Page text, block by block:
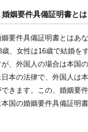
婚姻要件具備証明書とは
姻要件具備証明書とはあ
歳、女性は16歳で結婚を
が、外国人の場合は本国
日本の法律で、外国人は
できます。この、婚姻要
本国の婚姻要件具備証明